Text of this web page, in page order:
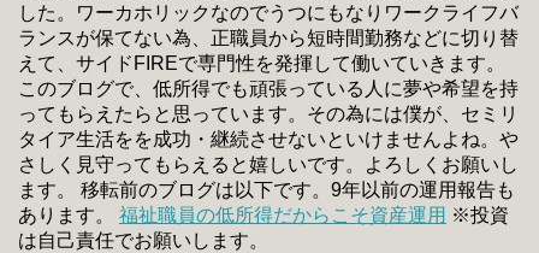
した。ワーカホリックなのでうつにもなりワークライフバ
ランスが保てない為、正職員から短時間勤務などに切り替
えて、サイドFIREで専門性を発揮して働いていきます。
このブログで、低所得でも頑張っている人に夢や希望を持
ってもらえたらと思っています。その為には僕が、セミリ
タイア生活をを成功・継続させないといけませんよね。や
さしく見守ってもらえると嬉しいです。よろしくお願いし
ます。 移転前のブログは以下です。9年以前の運用報告も
あります。 福祉職員の低所得だからこそ資産運用 ※投資
は自己責任でお願いします。